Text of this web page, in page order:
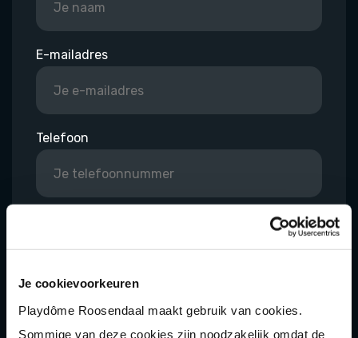
Je cookievoorkeuren
Playdôme Roosendaal maakt gebruik van cookies.
Sommige van deze cookies zijn noodzakelijk omdat de
E-mailadres
Telefoon
Bericht